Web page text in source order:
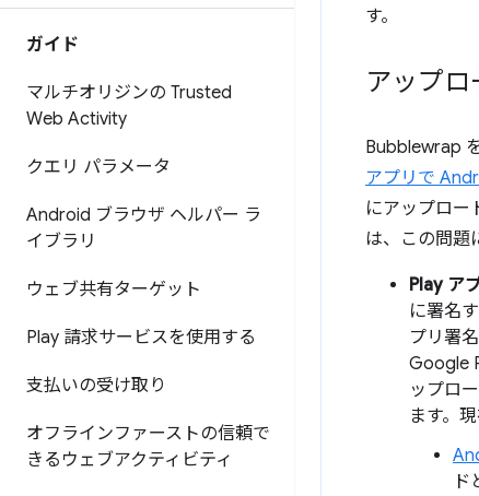
ガイド
マルチオリジンの Trusted
Web Activity
クエリ パラメータ
Android ブラウザ ヘルパー ラ
イブラリ
ウェブ共有ターゲット
Play 請求サービスを使用する
支払いの受け取り
オフラインファーストの信頼で
きるウェブアクティビティ
す。
アップ
Bubblewrap
アプリで
にアップロー
は、この問題
Play ア
に署名
プリ署
Google
ップロ
ます。